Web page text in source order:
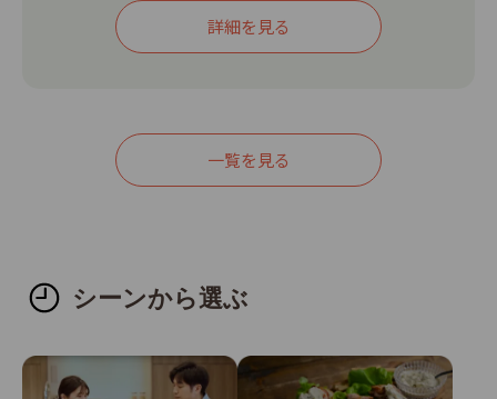
初回限定クーポンのご使用はお一人様1回限り、1セッ
トのみが対象です。 【他の商品もご一緒に】 初回限
href="https://qummy.kewpie.co.jp/products?
hashtag=%E3%83%99%E3%82%B8%E5%BE%97",
hashtag=%E3%81%BE%E3%81%A8%E3%82%81%
な商品</a> ★<a
href="https://qummy.kewpie.co.jp/category/toppi
詳細を見る
一覧を見る
シーンから選ぶ